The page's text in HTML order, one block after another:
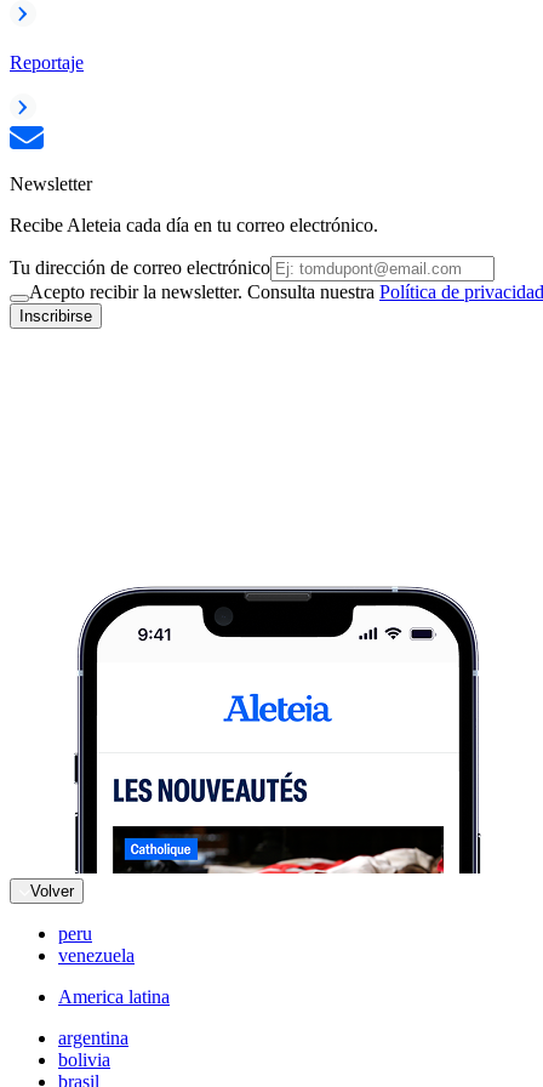
Reportaje
Newsletter
Recibe Aleteia cada día en tu correo electrónico.
Tu dirección de correo electrónico
Acepto recibir la newsletter. Consulta nuestra Política de
Inscribirse
Volver
peru
venezuela
America latina
argentina
bolivia
brasil